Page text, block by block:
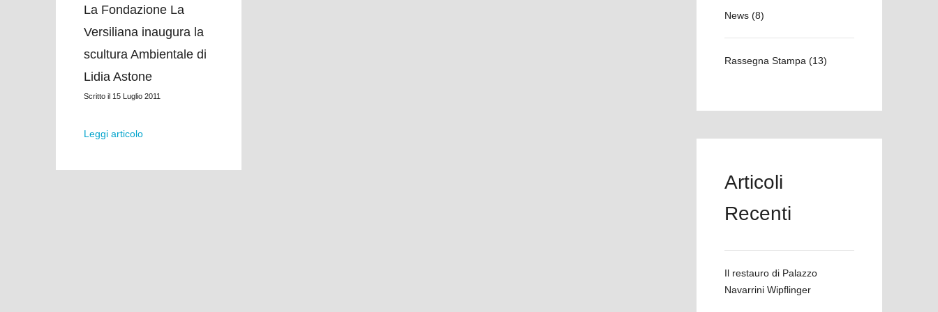
La Fondazione La
Versiliana inaugura la
scultura Ambientale di
Lidia Astone
Scritto il 15 Luglio 2011
Leggi articolo
News (8)
Rassegna Stampa (13)
Articoli
Recenti
Il restauro di Palazzo
Navarrini Wipflinger